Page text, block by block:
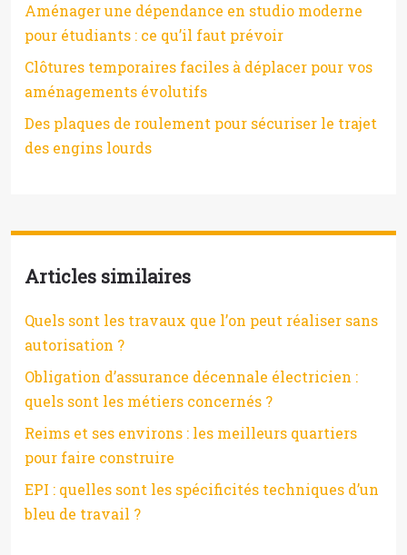
Aménager une dépendance en studio moderne
pour étudiants : ce qu’il faut prévoir
Clôtures temporaires faciles à déplacer pour vos
aménagements évolutifs
Des plaques de roulement pour sécuriser le trajet
des engins lourds
Articles similaires
Quels sont les travaux que l’on peut réaliser sans
autorisation ?
Obligation d’assurance décennale électricien :
quels sont les métiers concernés ?
Reims et ses environs : les meilleurs quartiers
pour faire construire
EPI : quelles sont les spécificités techniques d’un
bleu de travail ?